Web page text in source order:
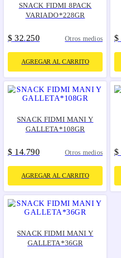
SNACK FIDMI 8PACK
VARIADO*228GR
$ 32.250 Otros medios
AGREGAR AL CARRITO
$
SNACK FIDMI MANI Y
GALLETA*108GR
$ 14.790 Otros medios
AGREGAR AL CARRITO
$
SNACK FIDMI MANI Y
GALLETA*36GR